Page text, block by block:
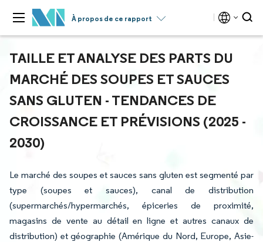
À propos de ce rapport
TAILLE ET ANALYSE DES PARTS DU
MARCHÉ DES SOUPES ET SAUCES
SANS GLUTEN - TENDANCES DE
CROISSANCE ET PRÉVISIONS (2025 -
2030)
Le marché des soupes et sauces sans gluten est segmenté par
type (soupes et sauces), canal de distribution
(supermarchés/hypermarchés, épiceries de proximité,
magasins de vente au détail en ligne et autres canaux de
distribution) et géographie (Amérique du Nord, Europe, Asie-